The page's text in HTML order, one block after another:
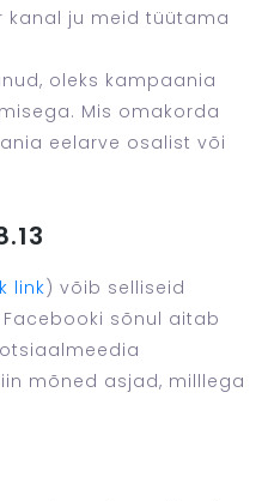
kanal ju meid tüütama
oleks kampaania
Mis omakorda
eelarve osalist või
link) võib selliseid
sõnul aitab
mõned asjad, milllega